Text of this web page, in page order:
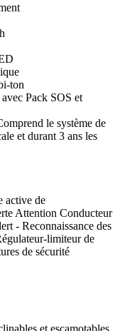
ton
Pack SOS et
le système de
et durant 3 ans les
active de
Attention Conducteur
- Reconnaissance des
limiteur de
de sécurité
et escamotables